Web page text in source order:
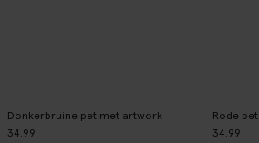
Donkerbruine pet met artwork
34.99
Rode pet
34.99